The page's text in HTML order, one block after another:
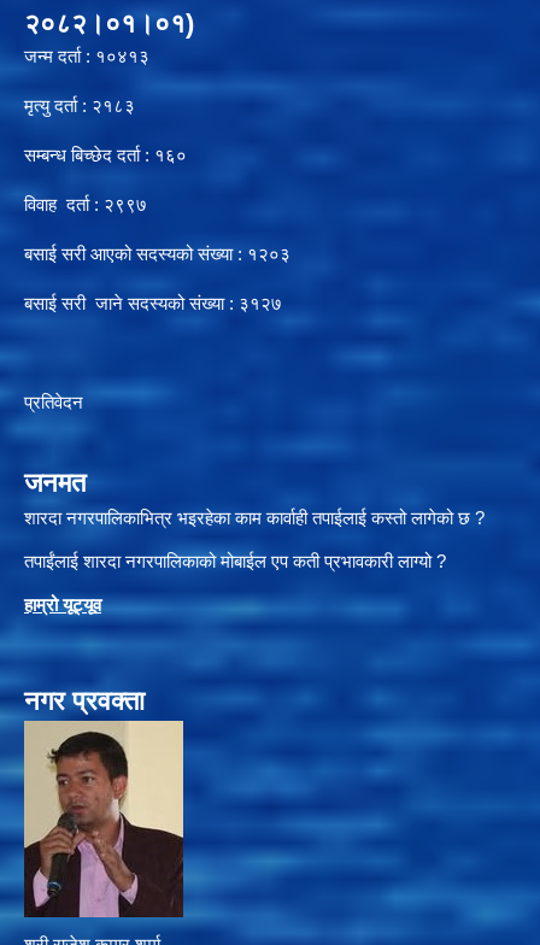
२०८२।०१।०१)
जन्म दर्ता : १०४१३
मृत्यु दर्ता : २१८३
सम्बन्ध बिच्छेद दर्ता : १६०
विवाह दर्ता : २९९७
बसाई सरी आएको सदस्यको संख्या : १२०३
बसाई सरी जाने सदस्यको संख्या : ३१२७
प्रतिवेदन
जनमत
शारदा नगरपालिकाभित्र भइरहेका काम कार्वाही तपाईलाई कस्तो लागेको छ ?
तपाईंलाई शारदा नगरपालिकाको मोबाईल एप कती प्रभावकारी लाग्यो ?
हाम्रो यूट्यूव
नगर प्रवक्ता